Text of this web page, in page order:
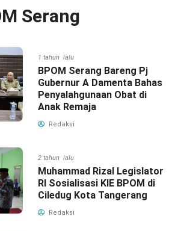
Serang
1 tahun lalu
BPOM Serang Bareng Pj
Gubernur A Damenta Bahas
Penyalahgunaan Obat di
Anak Remaja
Redaksi
2 tahun lalu
Muhammad Rizal Legislator
RI Sosialisasi KIE BPOM di
Ciledug Kota Tangerang
Redaksi